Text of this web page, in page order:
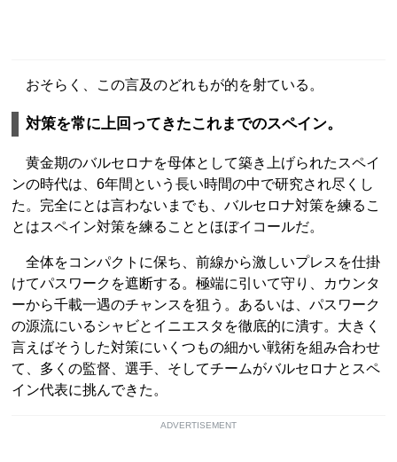
おそらく、この言及のどれもが的を射ている。
対策を常に上回ってきたこれまでのスペイン。
黄金期のバルセロナを母体として築き上げられたスペイ
ンの時代は、6年間という長い時間の中で研究され尽くし
た。完全にとは言わないまでも、バルセロナ対策を練るこ
とはスペイン対策を練ることとほぼイコールだ。
全体をコンパクトに保ち、前線から激しいプレスを仕掛
けてパスワークを遮断する。極端に引いて守り、カウンタ
ーから千載一遇のチャンスを狙う。あるいは、パスワーク
の源流にいるシャビとイニエスタを徹底的に潰す。大きく
言えばそうした対策にいくつもの細かい戦術を組み合わせ
て、多くの監督、選手、そしてチームがバルセロナとスペ
イン代表に挑んできた。
ADVERTISEMENT